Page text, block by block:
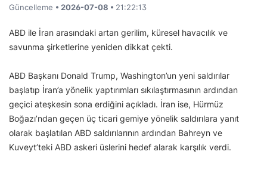
Güncelleme • 2026-07-08 • 21:22:13
ABD ile İran arasındaki artan gerilim, küresel havacılık ve
savunma şirketlerine yeniden dikkat çekti.
ABD Başkanı Donald Trump, Washington’un yeni saldırılar
başlatıp İran’a yönelik yaptırımları sıkılaştırmasının ardından
geçici ateşkesin sona erdiğini açıkladı. İran ise, Hürmüz
Boğazı’ndan geçen üç ticari gemiye yönelik saldırılara yanıt
olarak başlatılan ABD saldırılarının ardından Bahreyn ve
Kuveyt’teki ABD askeri üslerini hedef alarak karşılık verdi.